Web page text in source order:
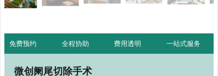
免费预约 全程协助 费用透明 一站式服务
微创阑尾切除手术